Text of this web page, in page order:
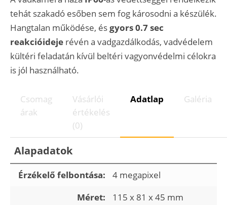
tehát szakadó esőben sem fog károsodni a készülék.
Hangtalan működése, ésgyors 0.7 sec
reakcióideje révén a vadgazdálkodás, vadvédelem
kültéri feladatán kívül beltéri vagyonvédelmi célokra
is jól használható.
Csomag
árak
Vásárlói
értékelés
(0)
Adatlap Galéria
Alapadatok
Érzékelő felbontása:
4 megapixel
Méret:
115 x 81 x 45 mm